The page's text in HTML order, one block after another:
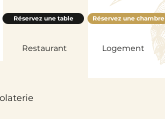
Restaurant Logement
Réservez une table Réservez une chambre